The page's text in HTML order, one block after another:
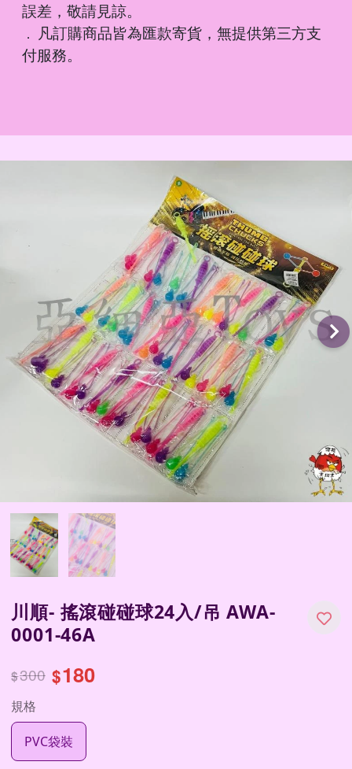
誤差，敬請見諒。
． 凡訂購商品皆為匯款寄貨，無提供第三方支
付服務。
川順- 搖滾碰碰球24入/吊 AWA-
0001-46A
$300 $180
規格
PVC袋裝